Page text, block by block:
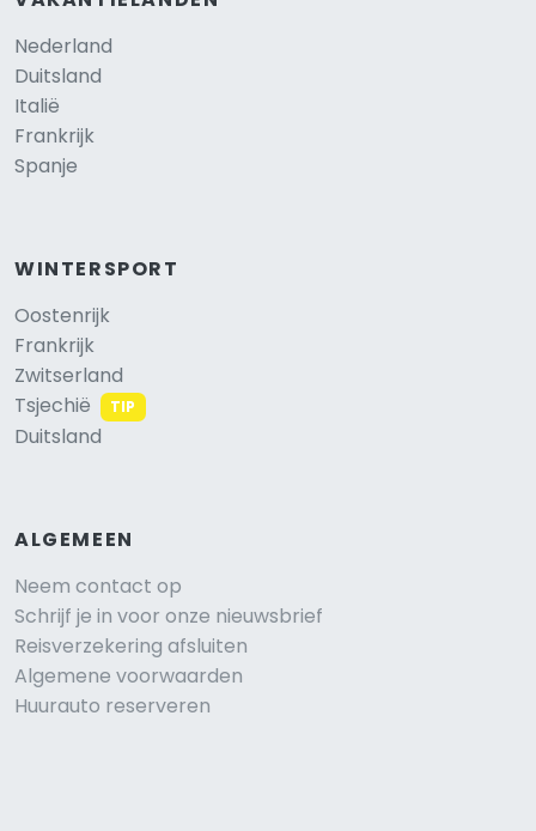
Nederland
Duitsland
Italië
Frankrijk
Spanje
WINTERSPORT
Oostenrijk
Frankrijk
Zwitserland
Tsjechië
TIP
Duitsland
ALGEMEEN
Neem contact op
Schrijf je in voor onze nieuwsbrief
Reisverzekering afsluiten
Algemene voorwaarden
Huurauto reserveren